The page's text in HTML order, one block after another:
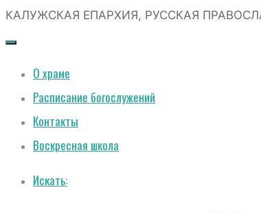
КАЛУЖСКАЯ ЕПАРХИЯ, РУССКАЯ
О храме
Расписание богослужений
Контакты
Воскресная школа
Искать: